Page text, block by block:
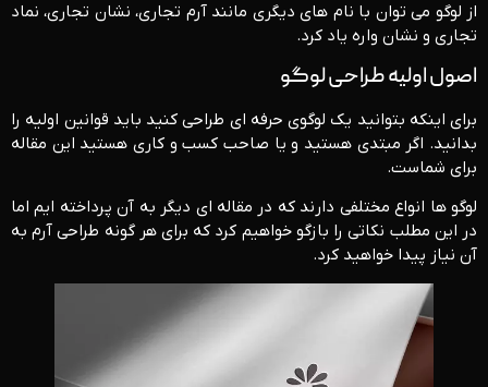
از لوگو می توان با نام های دیگری مانند آرم تجاری، نشان تجاری، نماد
تجاری و نشان واره یاد کرد.
اصول اولیه طراحی لوگو
برای اینکه بتوانید یک لوگوی حرفه ای طراحی کنید باید قوانین اولیه را
بدانید. اگر مبتدی هستید و یا صاحب کسب و کاری هستید این مقاله
برای شماست.
لوگو ها انواع مختلفی دارند که در مقاله ای دیگر به آن پرداخته ایم اما
در این مطلب نکاتی را بازگو خواهیم کرد که برای هر گونه طراحی آرم به
آن نیاز پیدا خواهید کرد.